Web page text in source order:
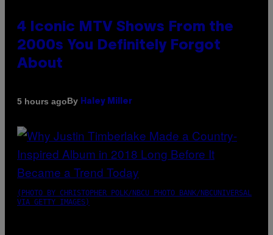
4 Iconic MTV Shows From the
2000s You Definitely Forgot
About
5 hours agoBy Haley Miller
(PHOTO BY CHRISTOPHER POLK/NBCU PHOTO BANK/NBCUNIVERSAL
VIA GETTY IMAGES)